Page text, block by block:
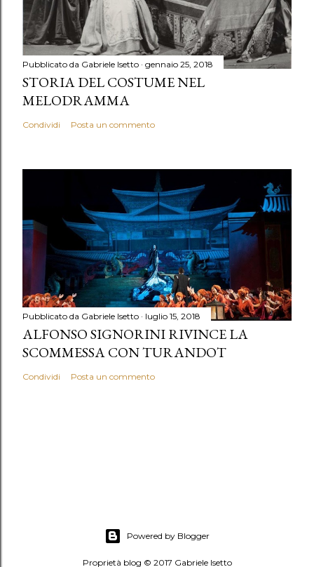
Pubblicato da Gabriele Isetto gennaio 25, 2018
STORIA DEL COSTUME NEL
MELODRAMMA
Condividi Posta un commento
Pubblicato da Gabriele Isetto luglio 15, 2018
ALFONSO SIGNORINI RIVINCE LA
SCOMMESSA CON TURANDOT
Condividi Posta un commento
Powered by Blogger
Proprietà blog © 2017 Gabriele Isetto